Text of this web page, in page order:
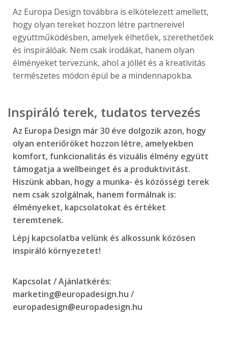
Az Europa Design továbbra is elkötelezett amellett,
hogy olyan tereket hozzon létre partnereivel
együttműködésben, amelyek élhetőek, szerethetőek
és inspirálóak. Nem csak irodákat, hanem olyan
élményeket tervezünk, ahol a jóllét és a kreativitás
természetes módon épül be a mindennapokba.
Inspiráló terek, tudatos tervezés
Az Europa Design már 30 éve dolgozik azon, hogy
olyan enteriőröket hozzon létre, amelyekben
komfort, funkcionalitás és vizuális élmény együtt
támogatja a wellbeinget és a produktivitást.
Hiszünk abban, hogy a munka- és közösségi terek
nem csak szolgálnak, hanem formálnak is:
élményeket, kapcsolatokat és értéket
teremtenek.
Lépj kapcsolatba velünk és alkossunk közösen
inspiráló környezetet!
Kapcsolat / Ajánlatkérés:
marketing@europadesign.hu /
europadesign@europadesign.hu